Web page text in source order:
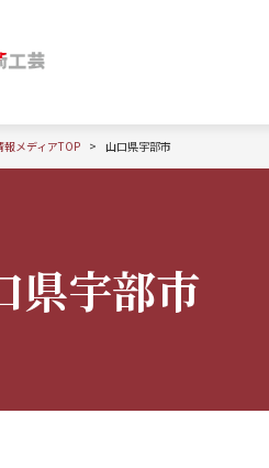
報メディアTOP 山口県宇部市
県宇部市